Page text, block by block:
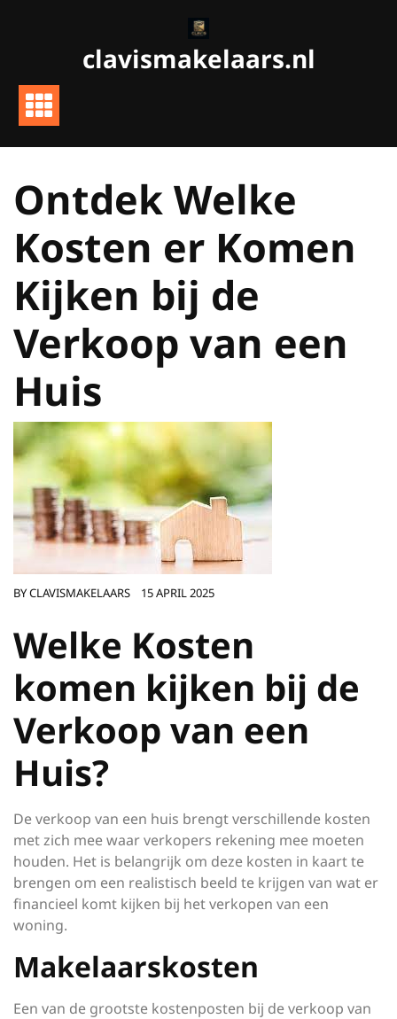
clavismakelaars.nl
Ontdek Welke
Kosten er Komen
Kijken bij de
Verkoop van een
Huis
BYCLAVISMAKELAARS 15 APRIL 2025
Welke Kosten
komen kijken bij de
Verkoop van een
Huis?
De verkoop van een huis brengt verschillende kosten
met zich mee waar verkopers rekening mee moeten
houden. Het is belangrijk om deze kosten in kaart te
brengen om een realistisch beeld te krijgen van wat er
financieel komt kijken bij het verkopen van een
woning.
Makelaarskosten
Een van de grootste kostenposten bij de verkoop van